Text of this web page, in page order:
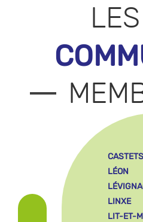
LES
CASTETS
LÉON
LINXE
LIT-ET-